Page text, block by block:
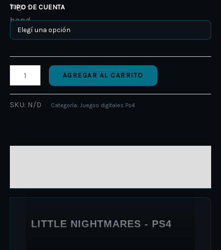
TIPO DE CUENTA
AGREGAR AL CARRITO
SKU: N/D Categoría: Juegos digitales Ps4
LITTLE NIGHTMARES - PS4